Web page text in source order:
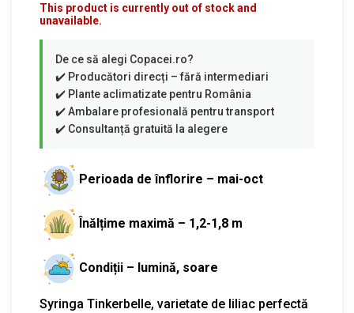
This product is currently out of stock and
unavailable.
Perioada de înflorire – mai-oct
Înălțime maximă – 1,2-1,8 m
Condiții – lumină, soare
Syringa Tinkerbelle, varietate de liliac perfectă